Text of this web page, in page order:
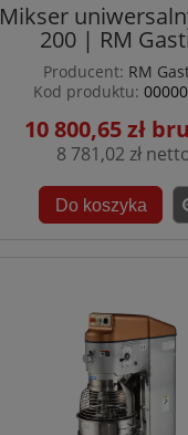
Mikser
200 | RM
Producent: RM
Kod produktu:
10 800,65 zł
8 781,02 zł
Do koszyka